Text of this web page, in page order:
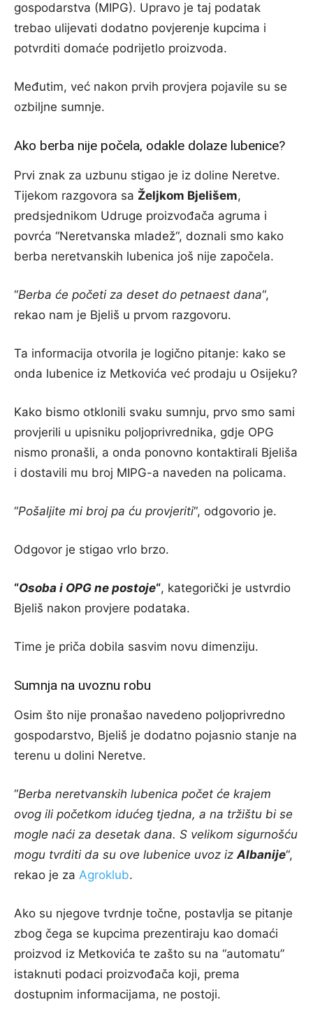
gospodarstva (MIPG). Upravo je taj podatak
trebao ulijevati dodatno povjerenje kupcima i
potvrditi domaće podrijetlo proizvoda.
Međutim, već nakon prvih provjera pojavile su se
ozbiljne sumnje.
Ako berba nije počela, odakle dolaze lubenice?
Prvi znak za uzbunu stigao je iz doline Neretve.
Tijekom razgovora sa Željkom Bjelišem,
predsjednikom Udruge proizvođača agruma i
povrća “Neretvanska mladež“, doznali smo kako
berba neretvanskih lubenica još nije započela.
“Berba će početi za deset do petnaest dana“,
rekao nam je Bjeliš u prvom razgovoru.
Ta informacija otvorila je logično pitanje: kako se
onda lubenice iz Metkovića već prodaju u Osijeku?
Kako bismo otklonili svaku sumnju, prvo smo sami
provjerili u upisniku poljoprivrednika, gdje OPG
nismo pronašli, a onda ponovno kontaktirali Bjeliša
i dostavili mu broj MIPG-a naveden na policama.
“Pošaljite mi broj pa ću provjeriti“, odgovorio je.
Odgovor je stigao vrlo brzo.
“Osoba i OPG ne postoje“, kategorički je ustvrdio
Bjeliš nakon provjere podataka.
Time je priča dobila sasvim novu dimenziju.
Sumnja na uvoznu robu
Osim što nije pronašao navedeno poljoprivredno
gospodarstvo, Bjeliš je dodatno pojasnio stanje na
terenu u dolini Neretve.
“Berba neretvanskih lubenica počet će krajem
ovog ili početkom idućeg tjedna, a na tržištu bi se
mogle naći za desetak dana. S velikom sigurnošću
mogu tvrditi da su ove lubenice uvoz izAlbanije“,
rekao je za Agroklub.
Ako su njegove tvrdnje točne, postavlja se pitanje
zbog čega se kupcima prezentiraju kao domaći
proizvod iz Metkovića te zašto su na “automatu”
istaknuti podaci proizvođača koji, prema
dostupnim informacijama, ne postoji.